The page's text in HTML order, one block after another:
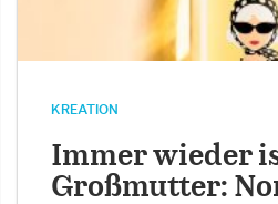
KREATION
Immer wieder
Großmutter: